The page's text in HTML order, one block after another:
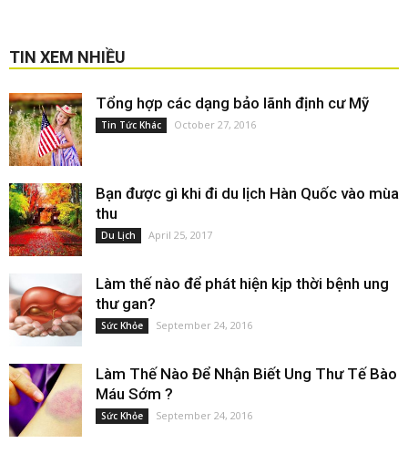
TIN XEM NHIỀU
Tổng hợp các dạng bảo lãnh định cư Mỹ
Tin Tức Khác October 27, 2016
Bạn được gì khi đi du lịch Hàn Quốc vào mùa
thu
Du Lịch April 25, 2017
Làm thế nào để phát hiện kịp thời bệnh ung
thư gan?
Sức Khỏe September 24, 2016
Làm Thế Nào Để Nhận Biết Ung Thư Tế Bào
Máu Sớm ?
Sức Khỏe September 24, 2016